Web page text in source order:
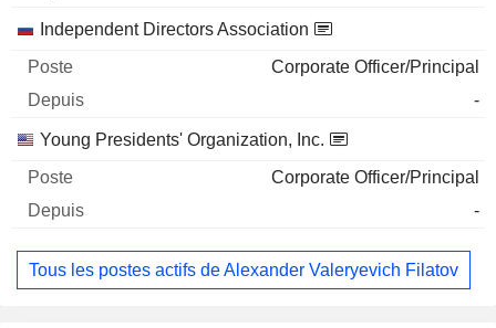
Independent Directors Association
Corporate Officer/Principal
-
Young Presidents' Organization, Inc.
Corporate Officer/Principal
-
Tous les postes actifs de Alexander Valeryevich Filatov